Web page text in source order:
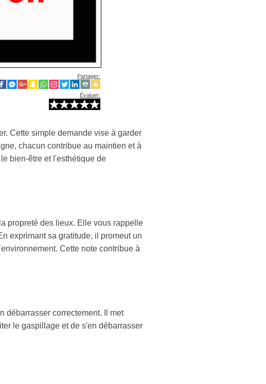
Partager:
Évaluer:
Cette simple demande vise à garder
chacun contribue au maintien et à
bien-être et l'esthétique de
propreté des lieux. Elle vous rappelle
exprimant sa gratitude, il promeut un
Cette note contribue à
débarrasser correctement. Il met
le gaspillage et de s'en débarrasser